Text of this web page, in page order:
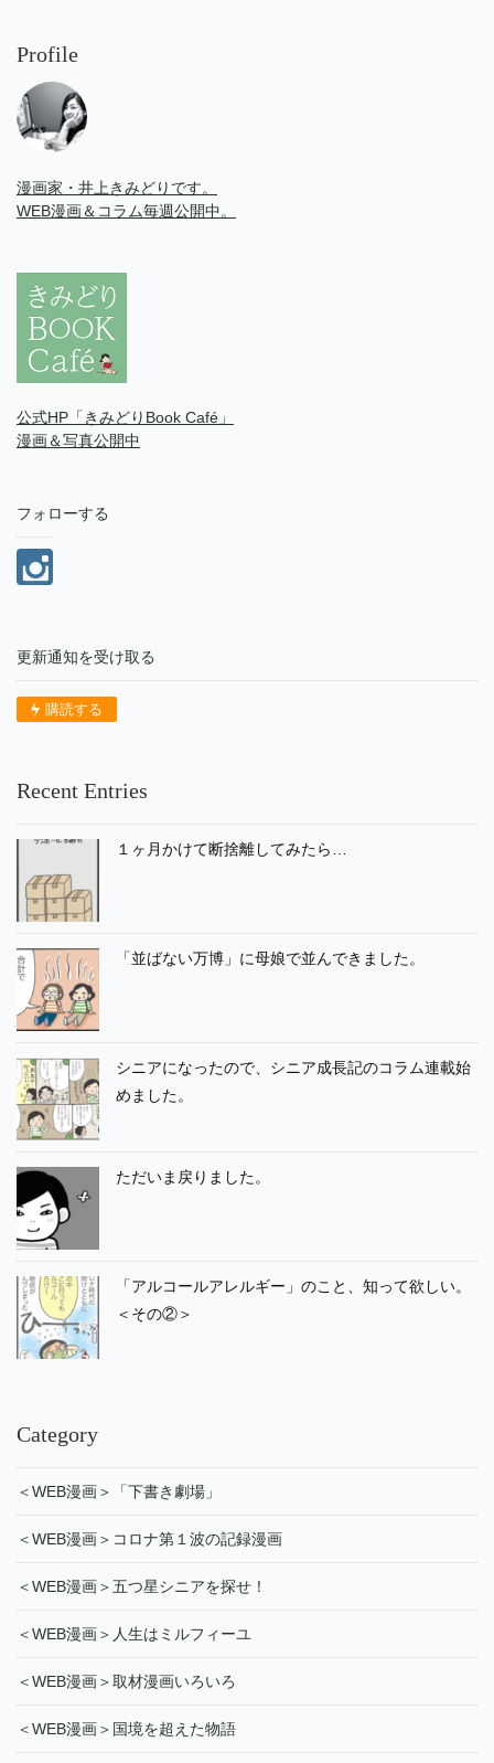
Profile
漫画家・井上きみどりです。
WEB漫画＆コラム毎週公開中。
公式HP「きみどりBook Café」
漫画＆写真公開中
フォローする
更新通知を受け取る
購読する
Recent Entries
１ヶ月かけて断捨離してみたら…
「並ばない万博」に母娘で並んできました。
シニアになったので、シニア成長記のコラム連載始
めました。
ただいま戻りました。
「アルコールアレルギー」のこと、知って欲しい。
＜その②＞
Category
＜WEB漫画＞「下書き劇場」
＜WEB漫画＞コロナ第１波の記録漫画
＜WEB漫画＞五つ星シニアを探せ！
＜WEB漫画＞人生はミルフィーユ
＜WEB漫画＞取材漫画いろいろ
＜WEB漫画＞国境を超えた物語